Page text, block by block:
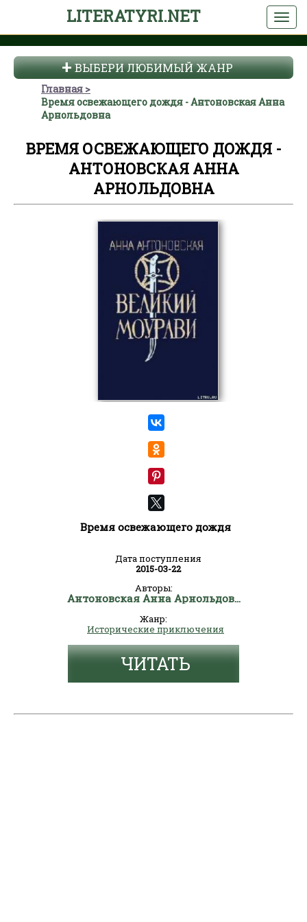
LITERATYRI.NET
ВЫБЕРИ ЛЮБИМЫЙ ЖАНР
Главная
Время освежающего дождя - Антоновская Анна
Арнольдовна
ВРЕМЯ ОСВЕЖАЮЩЕГО ДОЖДЯ -
АНТОНОВСКАЯ АННА
АРНОЛЬДОВНА
Время освежающего дождя
Дата поступления
2015-03-22
Авторы:
Антоновская Анна Арнольдовна
Жанр:
Исторические приключения
ЧИТАТЬ